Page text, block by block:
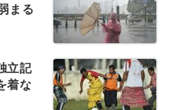
まる
立記
着な